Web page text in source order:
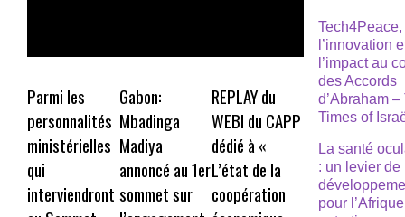
Parmi les
personnalités
ministérielles
qui
interviendront
Gabon:
Mbadinga
Madiya
annoncé au 1er
sommet sur
REPLAY du
WEBI du CAPP
dédié à «
L’état de la
coopération
Tech4Peace,
l’innovation
l’impact au
des Accords
d’Abraham –
Times of
La santé
: un levier de
pour